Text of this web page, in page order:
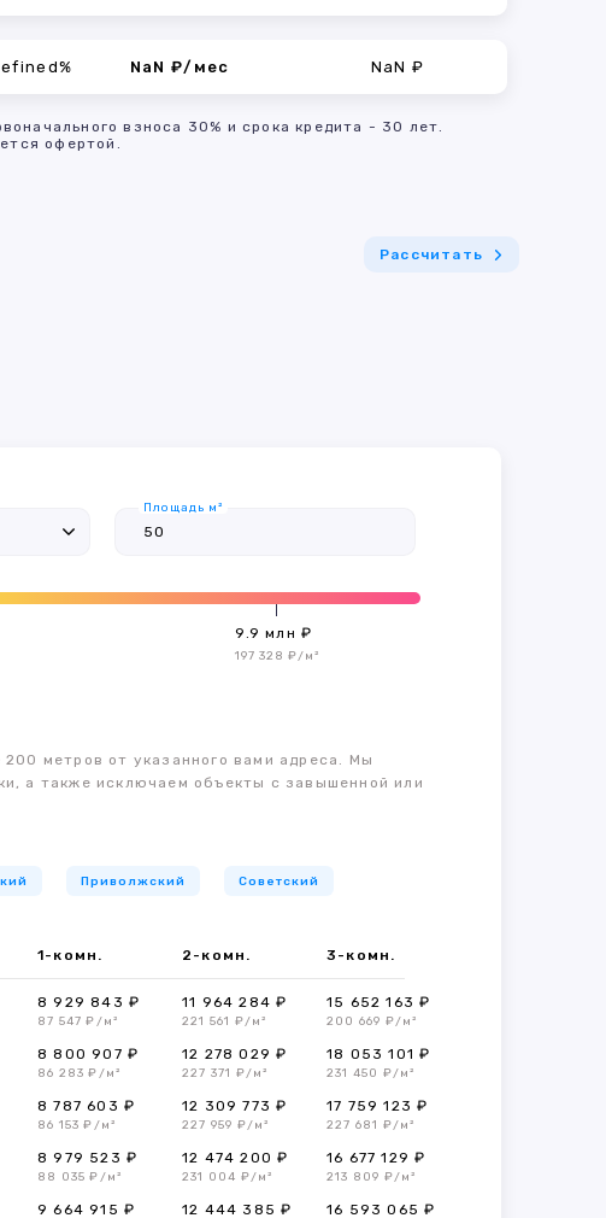
NaN ₽/мес NaN ₽
взноса 30% и срока кредита - 30 лет.
офертой.
Рассчитать
Площадь м²
9.9 млн ₽
197 328 ₽/м²
метров от указанного вами адреса. Мы
а также исключаем объекты с завышенной или
Приволжский Советский
1-комн. 2-комн. 3-комн.
8 929 843 ₽
87 547 ₽/м²
11 964 284 ₽
221 561 ₽/м²
15 652 163 ₽
200 669 ₽/м²
8 800 907 ₽
86 283 ₽/м²
12 278 029 ₽
227 371 ₽/м²
18 053 101 ₽
231 450 ₽/м²
8 787 603 ₽
86 153 ₽/м²
12 309 773 ₽
227 959 ₽/м²
17 759 123 ₽
227 681 ₽/м²
8 979 523 ₽
88 035 ₽/м²
12 474 200 ₽
231 004 ₽/м²
16 677 129 ₽
213 809 ₽/м²
9 664 915 ₽ 12 444 385 ₽ 16 593 065 ₽